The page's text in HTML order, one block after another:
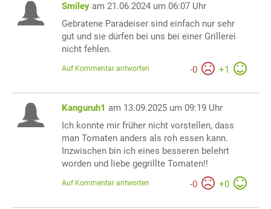
Smiley am 21.06.2024 um 06:07 Uhr
Gebratene Paradeiser sind einfach nur sehr
gut und sie dürfen bei uns bei einer Grillerei
nicht fehlen.
-0 +1
Auf Kommentar antworten
Kanguruh1 am 13.09.2025 um 09:19 Uhr
Ich konnte mir früher nicht vorstellen, dass
man Tomaten anders als roh essen kann.
Inzwischen bin ich eines besseren belehrt
worden und liebe gegrillte Tomaten!!
-0 +0
Auf Kommentar antworten